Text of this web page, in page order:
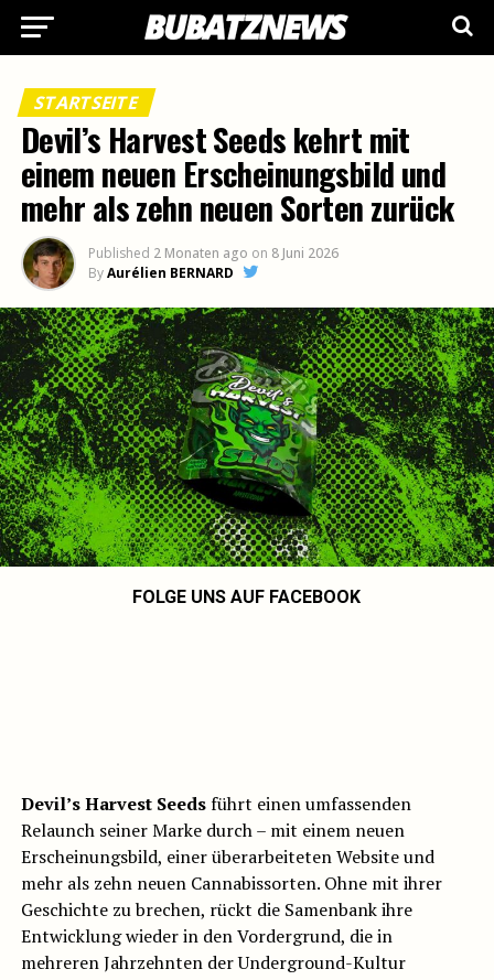
STARTSEITE
Devil’s Harvest Seeds kehrt mit
einem neuen Erscheinungsbild und
mehr als zehn neuen Sorten zurück
Published 2 Monaten ago on 8 Juni 2026
ByAurélien BERNARD
FOLGE UNS AUF FACEBOOK
Devil’s Harvest Seedsführt einen umfassenden
Relaunch seiner Marke durch – mit einem neuen
Erscheinungsbild, einer überarbeiteten Website und
mehr als zehn neuen Cannabissorten. Ohne mit ihrer
Geschichte zu brechen, rückt die Samenbank ihre
Entwicklung wieder in den Vordergrund, die in
mehreren Jahrzehnten der Underground-Kultur